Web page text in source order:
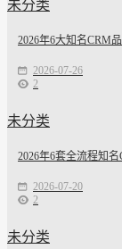
未分类
2026年6大知名CRM
2026-07-26
2
未分类
2026年6套全流程知
2026-07-20
2
未分类